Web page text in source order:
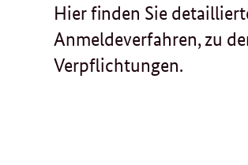
Hier finden Sie
Anmeldeverfahren, zu
Verpflichtungen.